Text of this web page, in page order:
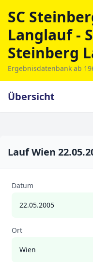
SC
Langlauf -
Steinberg
Ergebnisdatenbank ab
Übersicht
Lauf Wien
Datum
22.05.2005
Ort
Wien